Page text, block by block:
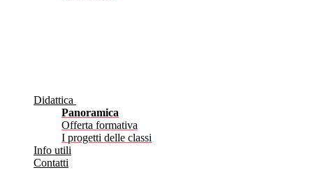
Didattica
Panoramica
Offerta formativa
I progetti delle classi
Info utili
Contatti